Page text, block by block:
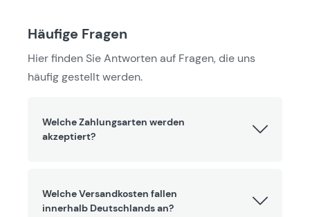
Häufige Fragen
Hier finden Sie Antworten auf Fragen, die uns
häufig gestellt werden.
Welche Zahlungsarten werden
akzeptiert?
Welche Versandkosten fallen
innerhalb Deutschlands an?